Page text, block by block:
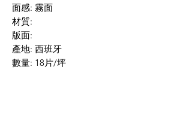
面感: 霧面
材質:
版面:
產地: 西班牙
數量: 18片/坪